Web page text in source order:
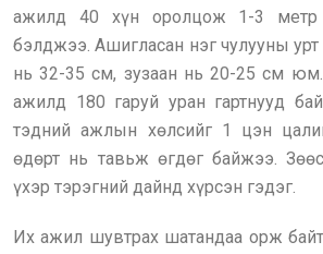
ажилд 40 хүн оролцож 1-3 метр
бэлджээ. Ашигласан нэг чулууны
нь 32-35 см, зузаан нь 20-25 см юм.
ажилд 180 гаруй уран гартнууд
тэдний ажлын хөлсийг 1 цэн
өдөрт нь тавьж өгдөг байжээ.
үхэр тэрэгний дайнд хүрсэн гэдэг.
Их ажил шувтрах шатандаа орж